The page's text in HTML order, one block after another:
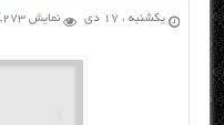
یکشنبه ، ۱۷ دی نمایش 1,273